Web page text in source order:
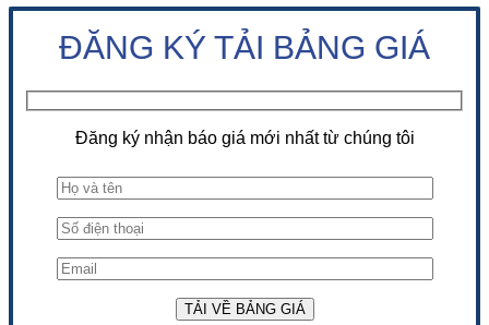
ĐĂNG KÝ TẢI BẢNG GIÁ
Đăng ký nhận báo giá mới nhất từ chúng tôi